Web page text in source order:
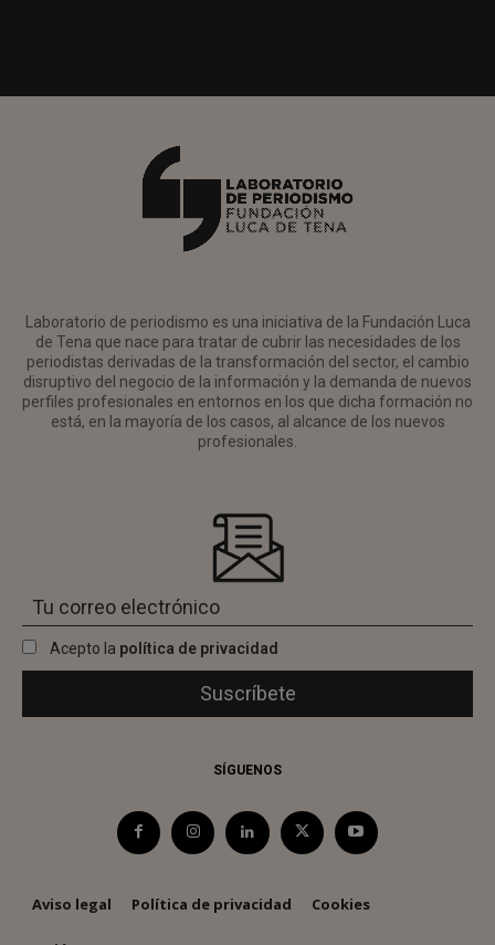
Laboratorio de periodismo es una iniciativa de la Fundación Luca
de Tena que nace para tratar de cubrir las necesidades de los
periodistas derivadas de la transformación del sector, el cambio
disruptivo del negocio de la información y la demanda de nuevos
perfiles profesionales en entornos en los que dicha formación no
está, en la mayoría de los casos, al alcance de los nuevos
profesionales.
Acepto la política de privacidad
SÍGUENOS
Aviso legal Política de privacidad Cookies